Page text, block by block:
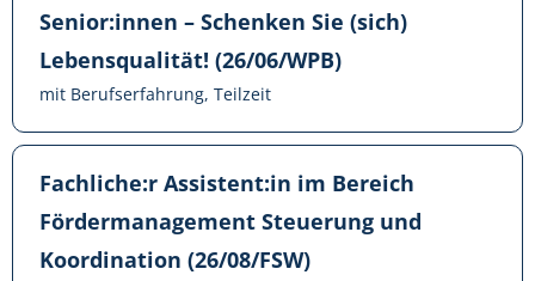
Senior:innen – Schenken Sie (sich)
Lebensqualität! (26/06/WPB)
mit Berufserfahrung, Teilzeit
Fachliche:r Assistent:in im Bereich
Fördermanagement Steuerung und
Koordination (26/08/FSW)